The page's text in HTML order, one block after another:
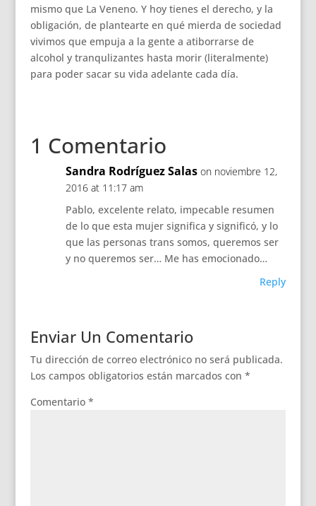
mismo que La Veneno. Y hoy tienes el derecho, y la
obligación, de plantearte en qué mierda de sociedad
vivimos que empuja a la gente a atiborrarse de
alcohol y tranqulizantes hasta morir (literalmente)
para poder sacar su vida adelante cada día.
1 Comentario
Sandra Rodríguez Salas on noviembre 12,
2016 at 11:17 am
Pablo, excelente relato, impecable resumen
de lo que esta mujer significa y significó, y lo
que las personas trans somos, queremos ser
y no queremos ser… Me has emocionado…
Reply
Enviar Un Comentario
Tu dirección de correo electrónico no será publicada.
Los campos obligatorios están marcados con *
Comentario *